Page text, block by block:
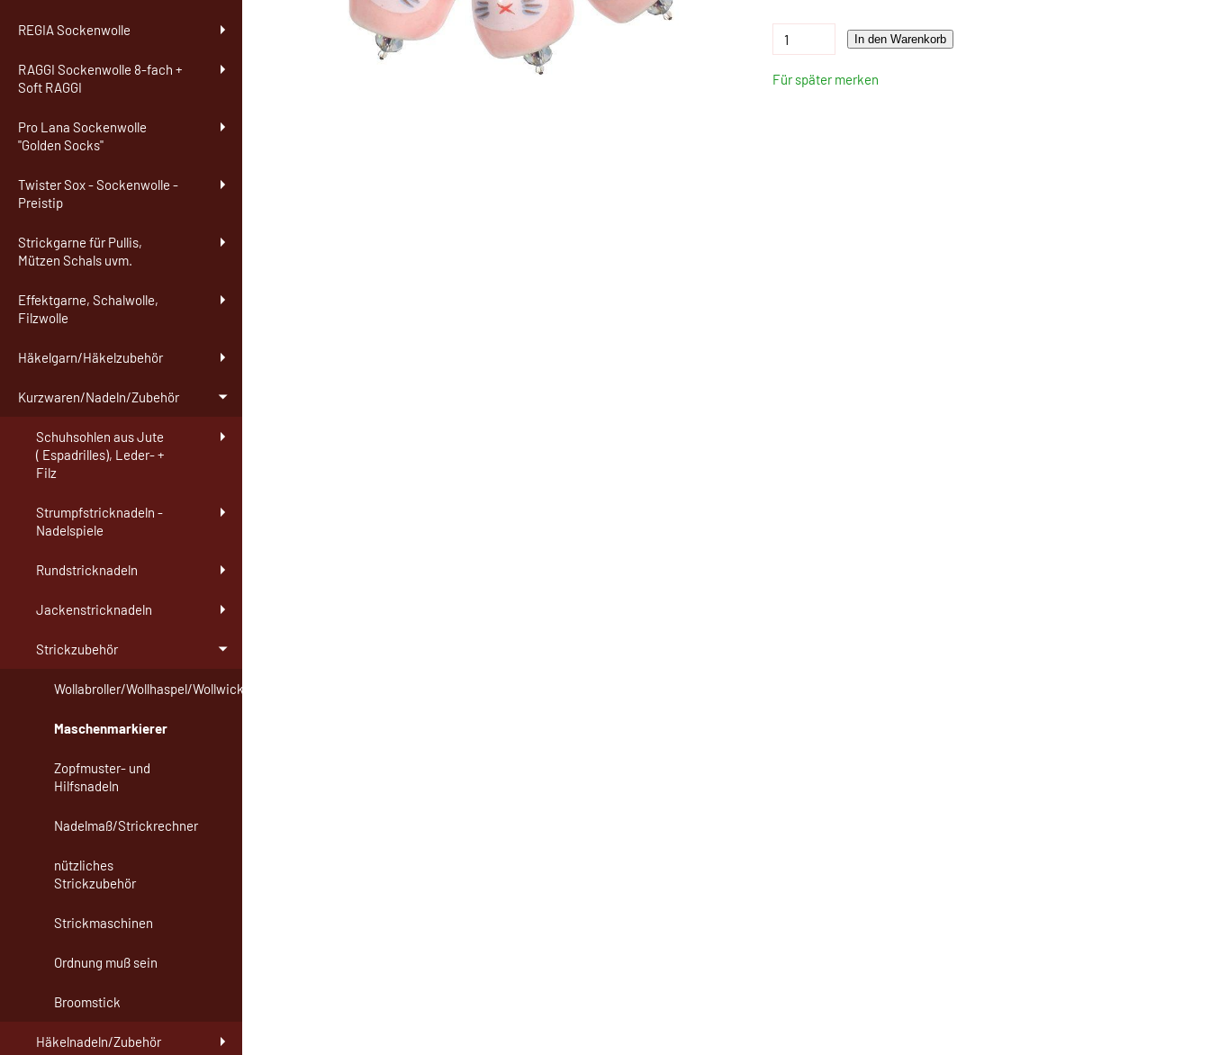
REGIA Sockenwolle
RAGGI Sockenwolle 8-fach +
Soft RAGGI
Pro Lana Sockenwolle
"Golden Socks"
Twister Sox - Sockenwolle -
Preistip
Strickgarne für Pullis,
Mützen Schals uvm.
Effektgarne, Schalwolle,
Filzwolle
Häkelgarn/Häkelzubehör
Kurzwaren/Nadeln/Zubehör
Schuhsohlen aus Jute
( Espadrilles), Leder- +
Filz
Strumpfstricknadeln -
Nadelspiele
Rundstricknadeln
Jackenstricknadeln
Strickzubehör
Wollabroller/Wollhaspel/Wollwickler
Maschenmarkierer
Zopfmuster- und
Hilfsnadeln
Nadelmaß/Strickrechner
nützliches
Strickzubehör
Strickmaschinen
Ordnung muß sein
Broomstick
Häkelnadeln/Zubehör
In den Warenkorb
Für später merken